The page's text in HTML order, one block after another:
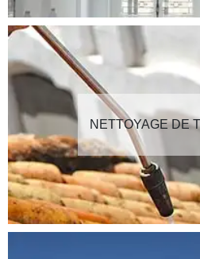
NETTOYAGE DE